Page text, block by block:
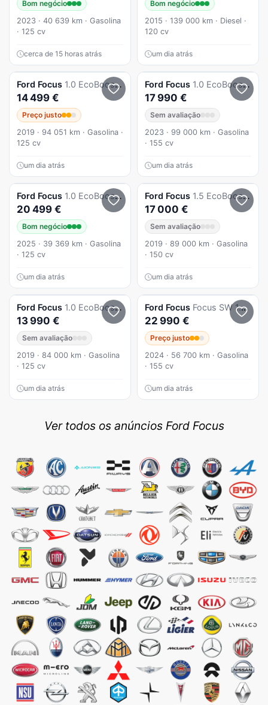
Bom negócio
2023 · 40 639 km · Gasolina
· 125 cv
cerca de 15 horas atrás
Bom negócio
2015 · 139 000 km · Diesel ·
120 cv
um dia atrás
Ford Focus 1.0 EcoBoost Active
14 499 €
Preço justo
2019 · 94 051 km · Gasolina ·
125 cv
um dia atrás
Ford Focus 1.0 EcoBoost MHEV ST-Line
17 990 €
Sem avaliação
2023 · 99 000 km · Gasolina
· 155 cv
um dia atrás
Ford Focus 1.0 EcoBoost MHEV ST-Line X
20 499 €
Bom negócio
2025 · 39 369 km · Gasolina
· 125 cv
um dia atrás
Ford Focus 1.5 EcoBoost Vignale
17 000 €
Sem avaliação
2019 · 89 000 km · Gasolina
· 150 cv
um dia atrás
Ford Focus 1.0 EcoBoost Active X
13 990 €
Sem avaliação
2019 · 84 000 km · Gasolina
· 125 cv
um dia atrás
Ford Focus Focus SW 1.0 EcoBoost MHEV ST-Line Aut.
22 990 €
Preço justo
2024 · 56 700 km · Gasolina
· 155 cv
um dia atrás
Ver todos os anúncios Ford Focus